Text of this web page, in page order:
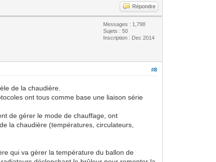
Répondre
Messages : 1,798
Sujets : 50
Inscription : Dec 2014
#8
de la chaudière.
ont tous comme base une liaison série
de gérer le mode de chauffage, ont
la chaudière (températures, circulateurs,
qui va gérer la température du ballon de